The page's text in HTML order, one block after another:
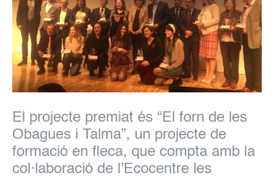
El projecte premiat és “El forn de les
Obagues i Talma”, un projecte de
formació en fleca, que compta amb la
col·laboració de l’Ecocentre les